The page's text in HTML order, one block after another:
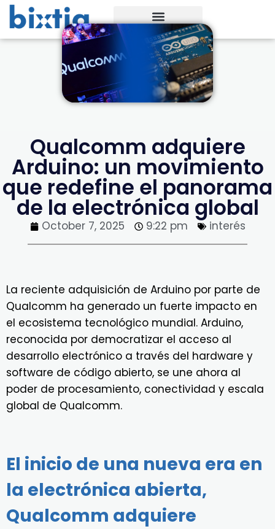
Qualcomm adquiere
Arduino: un movimiento
que redefine el panorama
de la electrónica global
October 7, 2025 9:22 pm interés
La reciente adquisición de Arduino por parte de
Qualcomm ha generado un fuerte impacto en
el ecosistema tecnológico mundial. Arduino,
reconocida por democratizar el acceso al
desarrollo electrónico a través del hardware y
software de código abierto, se une ahora al
poder de procesamiento, conectividad y escala
global de Qualcomm.
El inicio de una nueva era en
la electrónica abierta,
Qualcomm adquiere